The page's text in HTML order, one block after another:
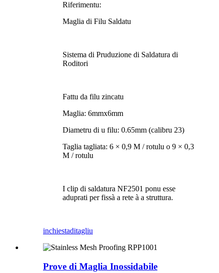
Riferimentu:
Maglia di Filu Saldatu
Sistema di Pruduzione di Saldatura di
Roditori
Fattu da filu zincatu
Maglia: 6mmx6mm
Diametru di u filu: 0.65mm (calibru 23)
Taglia tagliata: 6 × 0,9 M / rotulu o 9 × 0,3
M / rotulu
I clip di saldatura NF2501 ponu esse
aduprati per fissà a rete à a struttura.
inchiestaditagliu
Prove di Maglia Inossidabile